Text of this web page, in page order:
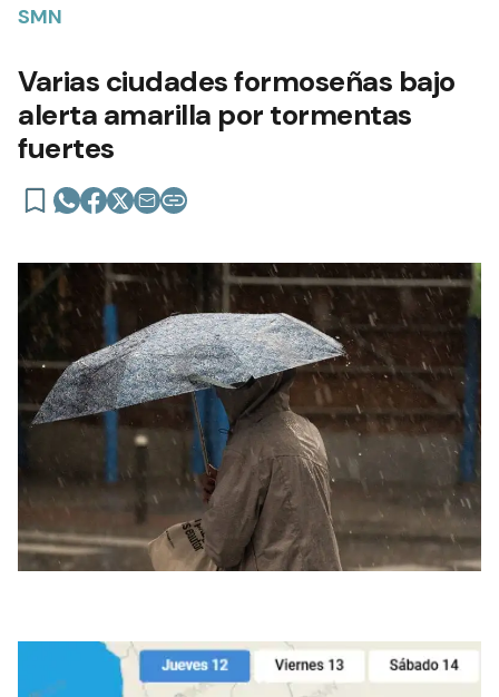
SMN
Varias ciudades formoseñas bajo
alerta amarilla por tormentas
fuertes